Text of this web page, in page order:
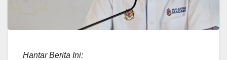
Hantar Berita Ini: